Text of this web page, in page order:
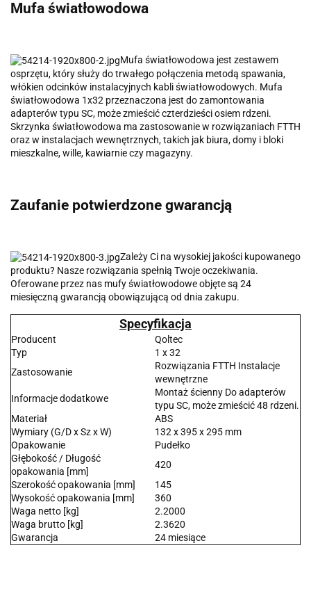
Mufa światłowodowa
Mufa światłowodowa jest zestawem
osprzętu, który służy do trwałego połączenia metodą spawania,
włókien odcinków instalacyjnych kabli światłowodowych. Mufa
światłowodowa 1x32 przeznaczona jest do zamontowania
adapterów typu SC, może zmieścić czterdzieści osiem rdzeni.
Skrzynka światłowodowa ma zastosowanie w rozwiązaniach FTTH
oraz w instalacjach wewnętrznych, takich jak biura, domy i bloki
mieszkalne, wille, kawiarnie czy magazyny.
Zaufanie potwierdzone gwarancją
Zależy Ci na wysokiej jakości kupowanego
produktu? Nasze rozwiązania spełnią Twoje oczekiwania.
Oferowane przez nas mufy światłowodowe objęte są 24
miesięczną gwarancją obowiązującą od dnia zakupu.
Specyfikacja
Producent
Qoltec
Typ
1 x 32
Zastosowanie
Rozwiązania FTTH Instalacje
wewnętrzne
Informacje dodatkowe
Montaż ścienny Do adapterów
typu SC, może zmieścić 48 rdzeni.
Materiał
ABS
Wymiary (G/D x Sz x W)
132 x 395 x 295 mm
Opakowanie
Pudełko
Głębokość / Długość
opakowania [mm]
420
Szerokość opakowania [mm]
145
Wysokość opakowania [mm]
360
Waga netto [kg]
2.2000
Waga brutto [kg]
2.3620
Gwarancja
24 miesiące